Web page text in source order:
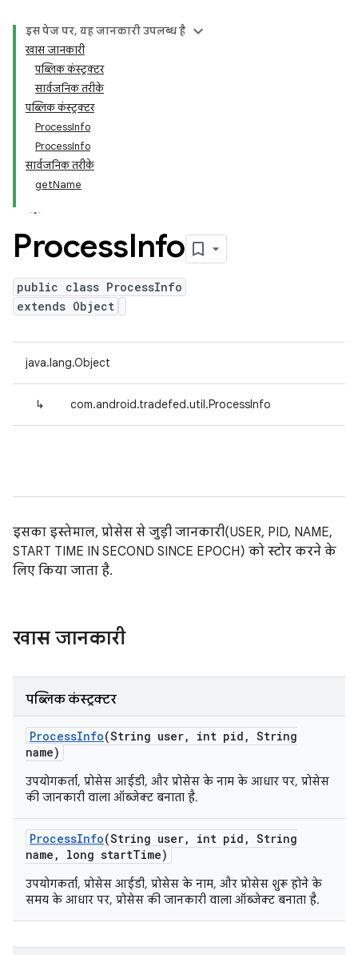
इस पेज पर, यह जानकारी उपलब्ध है
खास जानकारी
पब्लिक कंस्ट्रक्टर
सार्वजनिक तरीके
पब्लिक कंस्ट्रक्टर
ProcessInfo
ProcessInfo
सार्वजनिक तरीके
getName
ProcessInfo
public class ProcessInfo
extends Object
java.lang.Object
↳ com.android.tradefed.util.ProcessInfo
इसका इस्तेमाल, प्रोसेस से जुड़ी जानकारी(USER, PID, NAME,
START TIME IN SECOND SINCE EPOCH) को स्टोर करने के
लिए किया जाता है.
खास जानकारी
पब्लिक कंस्ट्रक्टर
ProcessInfo(String user, int pid , String
name)
उपयोगकर्ता, प्रोसेस आईडी, और प्रोसेस के नाम के आधार पर, प्रोसेस
की जानकारी वाला ऑब्जेक्ट बनाता है.
ProcessInfo(String user, int pid , String
name , long startTime)
उपयोगकर्ता, प्रोसेस आईडी, प्रोसेस के नाम, और प्रोसेस शुरू होने के
समय के आधार पर, प्रोसेस की जानकारी वाला ऑब्जेक्ट बनाता है.